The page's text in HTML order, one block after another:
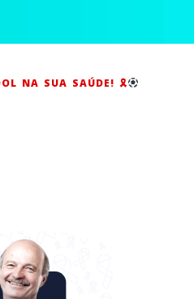
NA SUA SAÚDE! 🎗